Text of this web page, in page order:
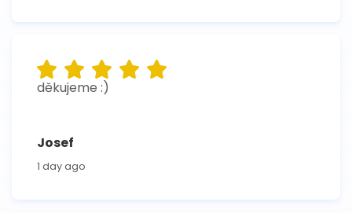
děkujeme :)
Josef
1 day ago